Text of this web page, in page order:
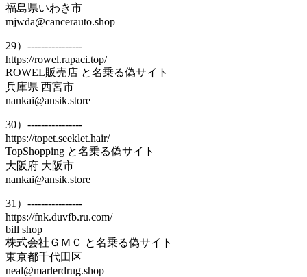
福島県いわき市
mjwda@cancerauto.shop
29）----------------
https://rowel.rapaci.top/
ROWEL販売店 と名乗る偽サイト
兵庫県 西宮市
nankai@ansik.store
30）----------------
https://topet.seeklet.hair/
TopShopping と名乗る偽サイト
大阪府 大阪市
nankai@ansik.store
31）----------------
https://fnk.duvfb.ru.com/
bill shop
株式会社ＧＭＣ と名乗る偽サイト
東京都千代田区
neal@marlerdrug.shop